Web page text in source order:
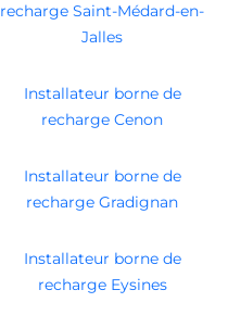
recharge Saint-Médard-en-
Jalles
Installateur borne de
recharge Cenon
Installateur borne de
recharge Gradignan
Installateur borne de
recharge Eysines